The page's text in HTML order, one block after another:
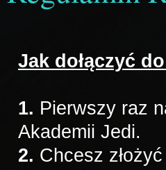
Jak dołączyć
1. Pierwszy raz
Akademii Jedi.
2. Chcesz